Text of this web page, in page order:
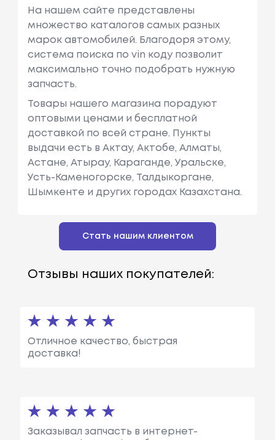
На нашем сайте представлены
множество каталогов самых разных
марок автомобилей. Благодоря этому,
система поиска по vin коду позволит
максимально точно подобрать нужную
запчасть.
Товары нашего магазина порадуют
оптовыми ценами и бесплатной
доставкой по всей стране. Пункты
выдачи есть в Актау, Актобе, Алматы,
Астане, Атырау, Караганде, Уральске,
Усть-Каменогорске, Талдыкоргане,
Шымкенте и других городах Казахстана.
Стать нашим клиентом
Отзывы наших покупателей:
Отличное качество, быстрая
доставка!
Заказывал запчасть в интернет-